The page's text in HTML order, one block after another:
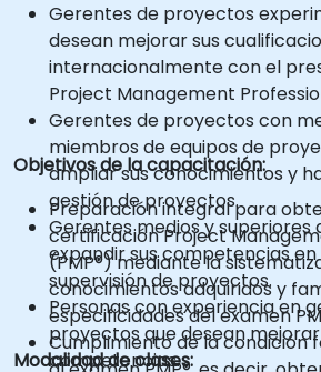
Gerentes de proyectos
desean mejorar sus
internacionalmente con el
Project Management
Gerentes de proyectos con
miembros de equipos de
ampliar sus conocimientos y
gestión de proyectos.
Gerentes medios y superiores
expandir sus competencias
supervisión de proyectos.
Personas con experiencia en
proyectos que desean mejorar
competencias.
Objetivos de la capacitación:
Preparación integral para
certificación Project
(PMP®) mediante la
conocimientos adquiridos y
especificidades del examen
Cumplimiento de la condición
Modalidad de clases: